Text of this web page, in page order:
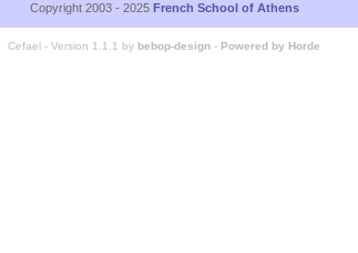
Copyright 2003 - 2025 French School of Athens
Cefael - Version 1.1.1 by bebop-design - Powered by Horde